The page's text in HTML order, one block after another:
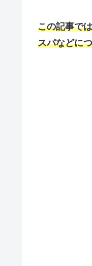
この記事で
スパなどに